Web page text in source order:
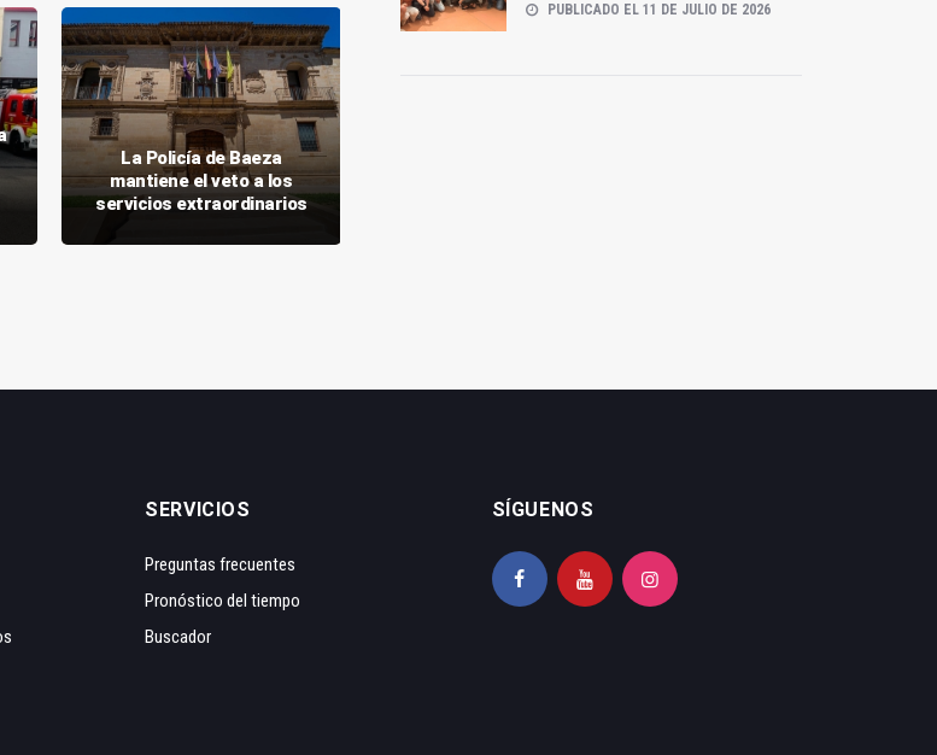
La Policía de Baeza
mantiene el veto a los
servicios extraordinarios
PUBLICADO EL 11 DE JULIO DE 2026
SERVICIOS
Preguntas frecuentes
Pronóstico del tiempo
Buscador
SÍGUENOS